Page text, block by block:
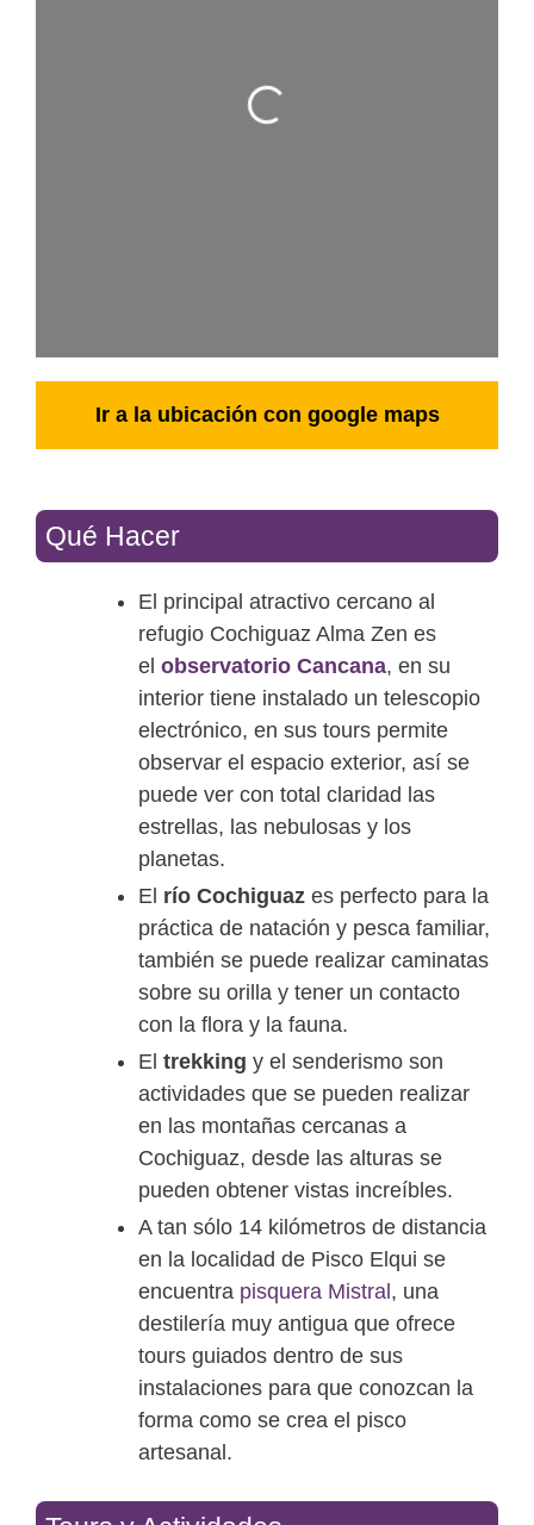
Cargando…
Ir a la ubicación con google maps
Qué Hacer
El principal atractivo cercano al
refugio Cochiguaz Alma Zen es
el observatorio Cancana, en su
interior tiene instalado un telescopio
electrónico, en sus tours permite
observar el espacio exterior, así se
puede ver con total claridad las
estrellas, las nebulosas y los
planetas.
El río Cochiguaz es perfecto para la
práctica de natación y pesca familiar,
también se puede realizar caminatas
sobre su orilla y tener un contacto
con la flora y la fauna.
El trekking y el senderismo son
actividades que se pueden realizar
en las montañas cercanas a
Cochiguaz, desde las alturas se
pueden obtener vistas increíbles.
A tan sólo 14 kilómetros de distancia
en la localidad de Pisco Elqui se
encuentra pisquera Mistral , una
destilería muy antigua que ofrece
tours guiados dentro de sus
instalaciones para que conozcan la
forma como se crea el pisco
artesanal.